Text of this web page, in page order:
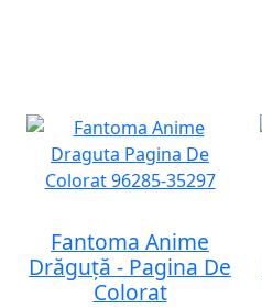
Fantoma Anime
Drăguță - Pagina De
Colorat